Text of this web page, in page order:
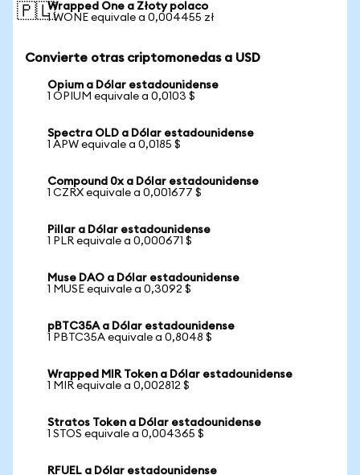
🇵🇱Wrapped One a Złoty polaco
1 WONE equivale a 0,004455 zł
Convierte otras criptomonedas a USD
Opium a Dólar estadounidense
1 OPIUM equivale a 0,0103 $
Spectra OLD a Dólar estadounidense
1 APW equivale a 0,0185 $
Compound 0x a Dólar estadounidense
1 CZRX equivale a 0,001677 $
Pillar a Dólar estadounidense
1 PLR equivale a 0,000671 $
Muse DAO a Dólar estadounidense
1 MUSE equivale a 0,3092 $
pBTC35A a Dólar estadounidense
1 PBTC35A equivale a 0,8048 $
Wrapped MIR Token a Dólar estadounidense
1 MIR equivale a 0,002812 $
Stratos Token a Dólar estadounidense
1 STOS equivale a 0,004365 $
RFUEL a Dólar estadounidense